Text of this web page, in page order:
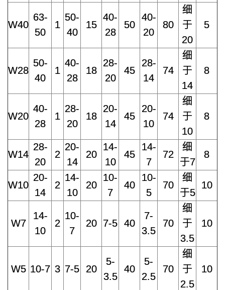
W40
63-
50
1
50-
40
15
40-
28
50
40-
20
80
细
于
20
5
W28
50-
40
1
40-
28
18
28-
20
45
28-
14
74
细
于
14
8
W20
40-
28
1
28-
20
18
20-
14
45
20-
10
74
细
于
10
8
W14
28-
20
2
20-
14
20
14-
10
45
14-
7
72
细
于7
8
W10
20-
14
2
14-
10
20
10-
7
40
10-
5
70
细
于5
10
W7
14-
10
2
10-
7
20 7-5 40
7-
3.5
70
细
于
3.5
10
W5 10-7 3 7-5 20
5-
3.5
40
5-
2.5
70
细
于
2.5
10